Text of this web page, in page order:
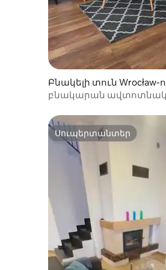
Բնակելի տուն Wrocław-
բնակարան
մոտ
Սուպերտանտեր
Սուպերտանտեր